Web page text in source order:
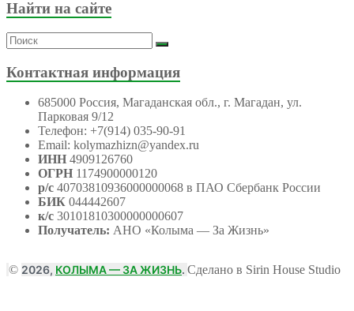
Найти на сайте
Контактная информация
685000 Россия, Магаданская обл., г. Магадан, ул.
Парковая 9/12
Телефон: +7(914) 035-90-91
Email: kolymazhizn@yandex.ru
ИНН 4909126760
ОГРН 1174900000120
р/с 40703810936000000068 в ПАО Сбербанк России
БИК 044442607
к/с 30101810300000000607
Получатель: АНО «Колыма — За Жизнь»
© 2026, КОЛЫМА — ЗА ЖИЗНЬ. Сделано в Sirin House Studio